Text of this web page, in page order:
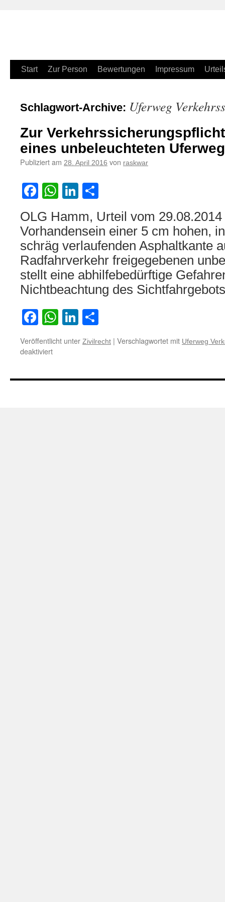
Zum
springen
Start Zur Person Bewertungen Impressum
Schlagwort-Archive: Uferweg
Zur
eines unbeleuchteten
Publiziert am 28. April 2016 von raskwar
Facebook
WhatsApp
LinkedIn
OLG Hamm, Urteil vom
Vorhandensein einer 5 cm hohen,
schräg verlaufenden Asphaltkante
Radfahrverkehr freigegebenen
stellt eine abhilfebedürftige
Nichtbeachtung des
Facebook
WhatsApp
LinkedIn
Veröffentlicht unter Zivilrecht | Verschlagwortet mit Uferweg
deaktiviertfür
hinsichtlich